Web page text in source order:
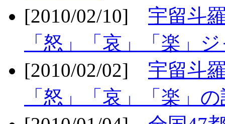
[2010/02/10] 宇留斗
「怒」「哀」「楽」
[2010/02/02] 宇留斗
「怒」「哀」「楽」